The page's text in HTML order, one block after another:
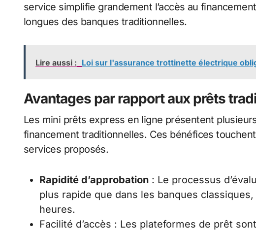
service simplifie grandement l’accès au
longues des banques traditionnelles.
Lire aussi : Loi sur l'assurance trottinette électrique
Avantages par rapport aux prêts
Les mini prêts express en ligne présentent
financement traditionnelles. Ces bénéfices
services proposés.
Rapidité d’approbation : Le processus
plus rapide que dans les banques
heures.
Facilité d’accès : Les plateformes de prêt